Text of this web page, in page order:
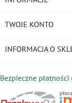
TWOJE KONTO
INFORMACJA O
Bezpieczne płatności